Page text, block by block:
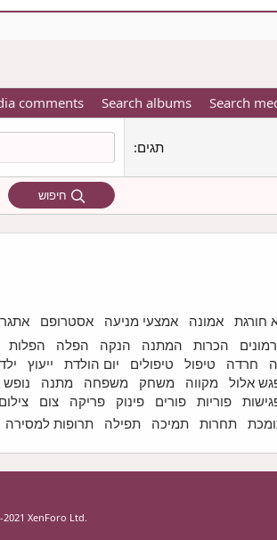
Search
Search albums
comments
תגים
חיפוש
חורגת אמונה אמצעי מניעה אסטרופם אתגר
הכרות המתנה הנקה הפלה הפלות
חרדה טיפול טיפולים יום הולדת ייעוץ
אלול מקווה משחק משפחה מתנה נופש
פוריות פורים פינוק פריקה צום
תחרות תמיכה תפילה תרופות למסירה
XenForo Ltd.